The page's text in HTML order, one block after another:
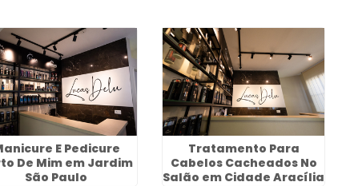
E Pedicure
De Mim em Jardim
São Paulo
Tratamento Para
Cabelos Cacheados No
Salão em Cidade Aracília